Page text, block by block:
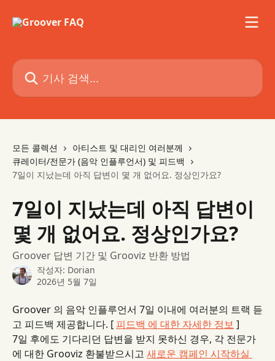
기사 검색...
모든 콜렉션
아티스트 및 대리인 여러분께
큐레이터/전문가 (음악 인플루언서) 및 피드백
7일이 지났는데 아직 답변이 몇 개 없어요. 정상인가요?
7일이 지났는데 아직 답변이
몇 개 없어요. 정상인가요?
Groover 답변 기간 및 Grooviz 반환 방법
작성자: Dorian
2026년 5월 7일
Groover 의 음악 인플루언서 7일 이내에 여러분의 트랙 듣
고 피드백 제공합니다. [ 피드백 에 대한 자세한 정보 ]
7일 후에도 기다리던 답변을 받지 못하신 경우, 각 전문가
에 대한 Grooviz 환불받으시고 새로운 캠페인 시작하실